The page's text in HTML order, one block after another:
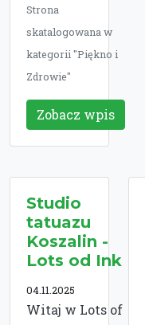
Strona
skatalogowana w
kategorii "Piękno i
Zdrowie"
Zobacz wpis
Studio
tatuazu
Koszalin -
Lots od Ink
04.11.2025
Witaj w Lots of